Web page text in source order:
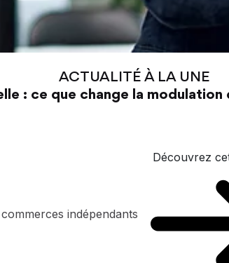
ACTUALITÉ À LA UNE
: ce que change la modulation
indépendants
Découvrez